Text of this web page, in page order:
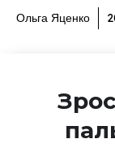
Ольга Яценко